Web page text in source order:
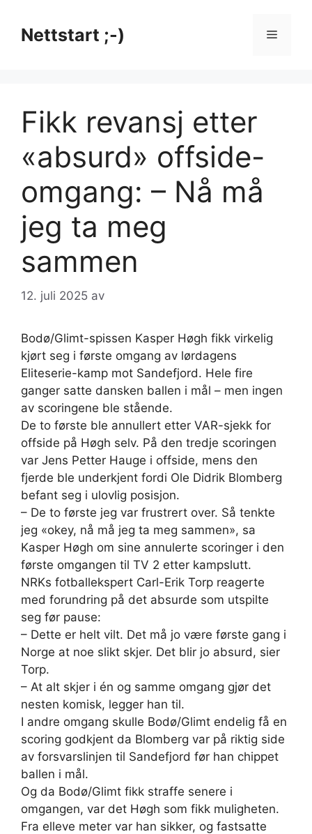
innholdNettstart ;-) Meny
Fikk revansj etter
«absurd» offside-
omgang: – Nå må
jeg ta meg
sammen
12. juli 2025 av
Bodø/Glimt-spissen Kasper Høgh fikk virkelig
kjørt seg i første omgang av lørdagens
Eliteserie-kamp mot Sandefjord. Hele fire
ganger satte dansken ballen i mål – men ingen
av scoringene ble stående.
De to første ble annullert etter VAR-sjekk for
offside på Høgh selv. På den tredje scoringen
var Jens Petter Hauge i offside, mens den
fjerde ble underkjent fordi Ole Didrik Blomberg
befant seg i ulovlig posisjon.
– De to første jeg var frustrert over. Så tenkte
jeg «okey, nå må jeg ta meg sammen», sa
Kasper Høgh om sine annulerte scoringer i den
første omgangen til TV 2 etter kampslutt.
NRKs fotballekspert Carl-Erik Torp reagerte
med forundring på det absurde som utspilte
seg før pause:
– Dette er helt vilt. Det må jo være første gang i
Norge at noe slikt skjer. Det blir jo absurd, sier
Torp.
– At alt skjer i én og samme omgang gjør det
nesten komisk, legger han til.
I andre omgang skulle Bodø/Glimt endelig få en
scoring godkjent da Blomberg var på riktig side
av forsvarslinjen til Sandefjord før han chippet
ballen i mål.
Og da Bodø/Glimt fikk straffe senere i
omgangen, var det Høgh som fikk muligheten.
Fra elleve meter var han sikker, og fastsatte